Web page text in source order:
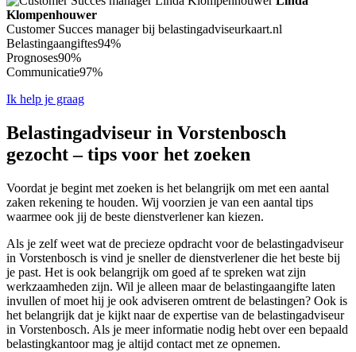
Klompenhouwer
Customer Succes manager bij belastingadviseurkaart.nl
Belastingaangiftes94%
Prognoses90%
Communicatie97%
Ik help je graag
Belastingadviseur in Vorstenbosch
gezocht – tips voor het zoeken
Voordat je begint met zoeken is het belangrijk om met een aantal
zaken rekening te houden. Wij voorzien je van een aantal tips
waarmee ook jij de beste dienstverlener kan kiezen.
Als je zelf weet wat de precieze opdracht voor de belastingadviseur
in Vorstenbosch is vind je sneller de dienstverlener die het beste bij
je past. Het is ook belangrijk om goed af te spreken wat zijn
werkzaamheden zijn. Wil je alleen maar de belastingaangifte laten
invullen of moet hij je ook adviseren omtrent de belastingen? Ook is
het belangrijk dat je kijkt naar de expertise van de belastingadviseur
in Vorstenbosch. Als je meer informatie nodig hebt over een bepaald
belastingkantoor mag je altijd contact met ze opnemen.